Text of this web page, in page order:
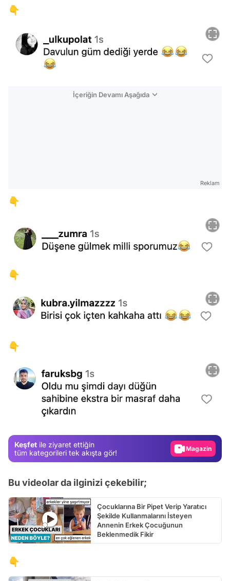
👇
İçeriğin Devamı Aşağıda
Reklam
👇
👇
👇
Keşfet ile ziyaret ettiğin
tüm kategorileri tek akışta gör!
Test
Video
Bu videolar da ilginizi çekebilir;
Çocuklarına Bir Pipet Verip Yaratıcı
Şekilde Kullanmalarını İsteyen
Annenin Erkek Çocuğunun
Beklenmedik Fikir
👇